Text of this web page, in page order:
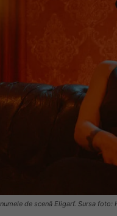
de scenă Eligarf. Sursa foto: